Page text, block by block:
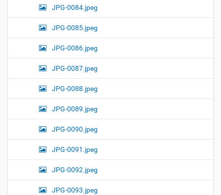
JPG-0084.jpeg
JPG-0085.jpeg
JPG-0086.jpeg
JPG-0087.jpeg
JPG-0088.jpeg
JPG-0089.jpeg
JPG-0090.jpeg
JPG-0091.jpeg
JPG-0092.jpeg
JPG-0093.jpeg